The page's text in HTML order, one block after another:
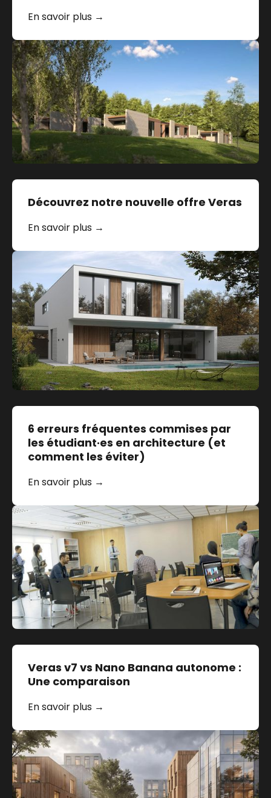
En savoir plus →
Découvrez notre nouvelle offre Veras
En savoir plus →
6 erreurs fréquentes commises par
les étudiant·es en architecture (et
comment les éviter)
En savoir plus →
Veras v7 vs Nano Banana autonome :
Une comparaison
En savoir plus →